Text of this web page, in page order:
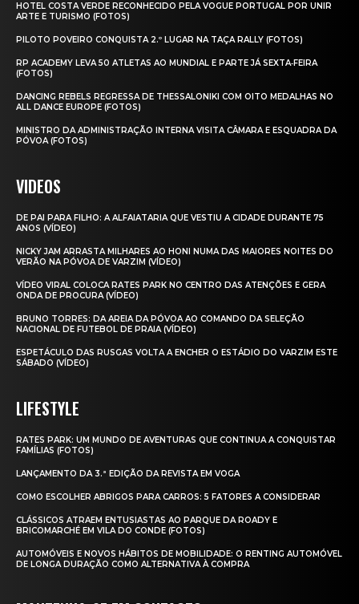
HOTEL COSTA VERDE RECONHECIDO PELA VOGUE PORTUGAL POR UNIR
ARTE E TURISMO (FOTOS)
PILOTO POVEIRO CONQUISTA 2.º LUGAR NA TAÇA RALLY (FOTOS)
RP ACADEMY LEVA 50 ATLETAS AO MUNDIAL E PARTE JÁ SEXTA‑FEIRA
(FOTOS)
DANCING REBELS REGRESSA DE THESSALONIKI COM OITO MEDALHAS NO
ALL DANCE EUROPE (FOTOS)
MINISTRO DA ADMINISTRAÇÃO INTERNA VISITA CÂMARA E ESQUADRA DA
PÓVOA (FOTOS)
VIDEOS
DE PAI PARA FILHO: A ALFAIATARIA QUE VESTIU A CIDADE DURANTE 75
ANOS (VÍDEO)
NICKY JAM ARRASTA MILHARES AO HONI NUMA DAS MAIORES NOITES DO
VERÃO NA PÓVOA DE VARZIM (VÍDEO)
VÍDEO VIRAL COLOCA RATES PARK NO CENTRO DAS ATENÇÕES E GERA
ONDA DE PROCURA (VÍDEO)
BRUNO TORRES: DA AREIA DA PÓVOA AO COMANDO DA SELEÇÃO
NACIONAL DE FUTEBOL DE PRAIA (VÍDEO)
ESPETÁCULO DAS RUSGAS VOLTA A ENCHER O ESTÁDIO DO VARZIM ESTE
SÁBADO (VÍDEO)
LIFESTYLE
RATES PARK: UM MUNDO DE AVENTURAS QUE CONTINUA A CONQUISTAR
FAMÍLIAS (FOTOS)
LANÇAMENTO DA 3.ª EDIÇÃO DA REVISTA EM VOGA
COMO ESCOLHER ABRIGOS PARA CARROS: 5 FATORES A CONSIDERAR
CLÁSSICOS ATRAEM ENTUSIASTAS AO PARQUE DA ROADY E
BRICOMARCHÉ EM VILA DO CONDE (FOTOS)
AUTOMÓVEIS E NOVOS HÁBITOS DE MOBILIDADE: O RENTING AUTOMÓVEL
DE LONGA DURAÇÃO COMO ALTERNATIVA À COMPRA